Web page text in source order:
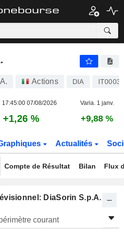
Actions DIA
17:45:00 07/08/2026 Varia. 1 janv.
+1,26 % +9,88 %
Actualités
Compte de Résultat Bilan Flux
DiaSorin S.p.A.
courant